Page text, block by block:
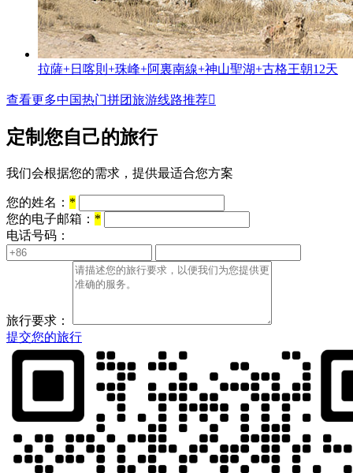
拉薩+日喀則+珠峰+阿裏南線+神山聖湖+古格王朝12天
查看更多中国热门拼团旅游线路推荐
定制您自己的旅行
我们会根据您的需求，提供最适合您方案
您的姓名： *
您的电子邮箱： *
电话号码：
旅行要求：
提交您的旅行